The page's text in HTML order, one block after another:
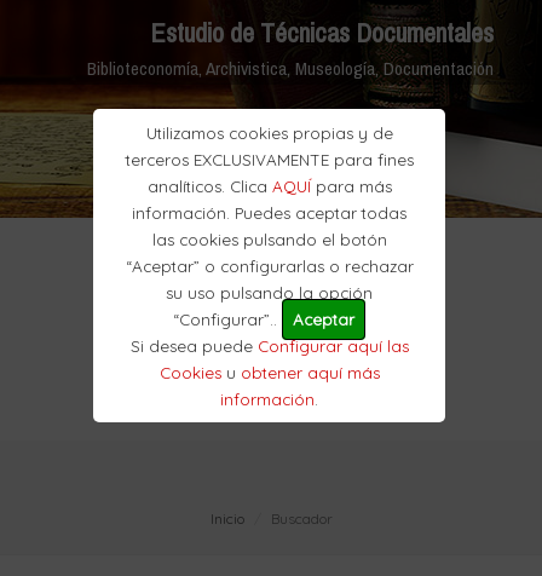
Utilizamos cookies propias y de
terceros EXCLUSIVAMENTE para fines
analíticos. Clica AQUÍpara más
información. Puedes aceptar todas
las cookies pulsando el botón
“Aceptar” o configurarlas o rechazar
su uso pulsando la opción
“Configurar”..
Aceptar
Si desea puede Configurar aquí las
Cookiesu obtener aquí más
información
Estudio de Técnicas Documentales
Biblioteconomía, Archivistica, Museología, Documentación
Inicio Buscador